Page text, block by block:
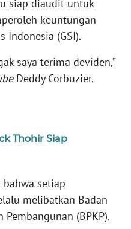
siap diaudit untuk
keuntungan
Indonesia (GSI).
saya terima deviden,”
Deddy Corbuzier,
Thohir Siap
setiap
melibatkan Badan
Pembangunan (BPKP).